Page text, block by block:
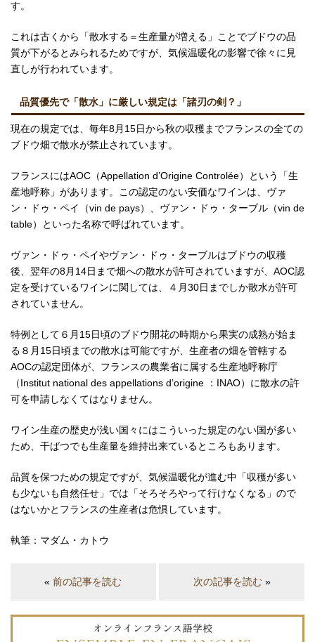
す。
これは古くから「散水する＝生産量が増える」ことでブドウの品
質が下がるとみられるためですが、気候温暖化の影響で徐々に見
直しが行われています。
品質優先で「散水」に厳しい規定は「諸刃の剣？」
現在の規定では、毎年8月15日から秋の収穫までフランスの全ての
ブドウ畑で散水が禁止されています。
フランスにはAOC（Appellation d’Origine Controlée）という「生
産地呼称」があります。この認定のない安価なワインは、ヴァ
ン・ドゥ・ペイ（vin de pays）、ヴァン・ドゥ・ターブル（vin de
table）といった名称で呼ばれています。
ヴァン・ドゥ・ペイやヴァン・ドゥ・ターブルはブドウの収穫
後、翌年の8月14日まで畑への散水が許可されていますが、AOC認
定を受けているワインに関しては、４月30日までしか散水が許可
されていません。
特例として６月15日頃のブドウ開花の時期から果実の成熟が始ま
る８月15日頃までの散水は可能ですが、生産者の畑を管轄する
AOCの認定団体が、フランスの農業省に属する生産地呼称庁
（Institut national des ap­pel­lations d’origine ：INAO）に散水の許
可を申請しなくてはなりません。
ワイン生産の歴史が浅い国々にはこういった規定のない国が多い
ため、干ばつでも生産量を維持出来ているところもあります。
品質を保つための規定ですが、気候温暖化が進む中「収穫が多い
も少ないも自然任せ」では「そろそろやって行けなくなる」ので
はないかとフランスの生産者は危惧しています。
執筆：マダム・カトウ
«前の記事を読む 次の記事を読む»